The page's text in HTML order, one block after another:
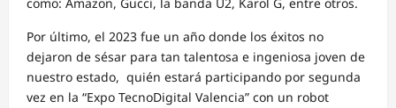
Por último, el 2023 fue un año donde los éxitos no
dejaron de sésar para tan talentosa e ingeniosa joven de
nuestro estado, quién estará participando por segunda
vez en la “Expo TecnoDigital Valencia” con un robot